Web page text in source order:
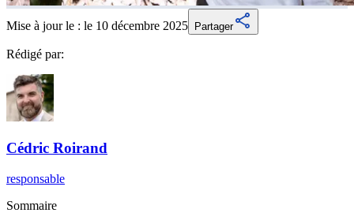
Mise à jour le : le 10 décembre 2025 Partager
Rédigé par:
Cédric Roirand
responsable
Sommaire